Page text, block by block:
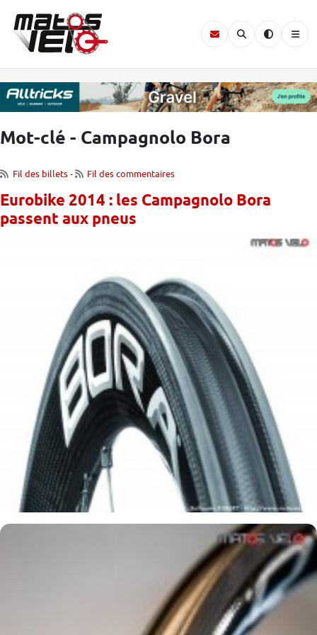
Mot-clé - Campagnolo Bora
Fil des billets- Fil des commentaires
Eurobike 2014 : les Campagnolo Bora
passent aux pneus